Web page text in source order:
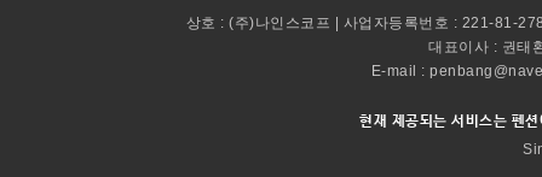
상호 : (주)나인스코프 | 사업자등록번호 : 221-81-
대표이사 : 권태
E-mail :
현재 제공되는 서비스는 펜